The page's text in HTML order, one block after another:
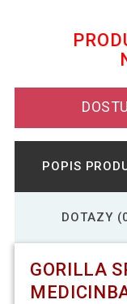
POPIS
DOTAZY
GORILLA